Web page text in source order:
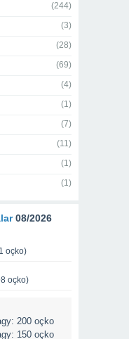
(244)
(3)
(28)
(69)
(4)
(1)
(7)
(11)
(1)
(1)
08/2026
oçko)
oçko)
200 oçko
150 oçko